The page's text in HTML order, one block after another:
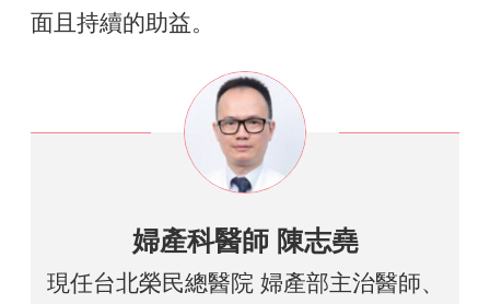
面且持續的助益。
婦產科醫師 陳志堯
現任台北榮民總醫院 婦產部主治醫師、